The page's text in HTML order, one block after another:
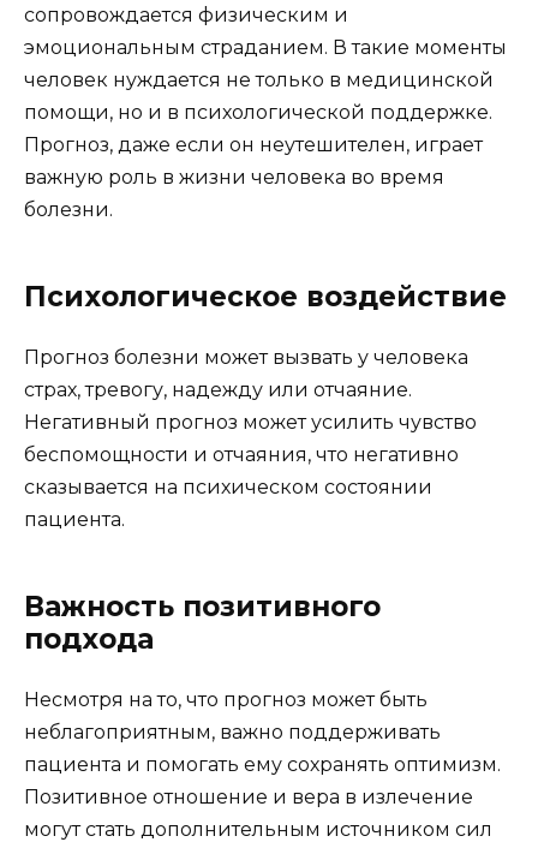
сопровождается физическим и
эмоциональным страданием. В такие моменты
человек нуждается не только в медицинской
помощи, но и в психологической поддержке.
Прогноз, даже если он неутешителен, играет
важную роль в жизни человека во время
болезни.
Психологическое воздействие
Прогноз болезни может вызвать у человека
страх, тревогу, надежду или отчаяние.
Негативный прогноз может усилить чувство
беспомощности и отчаяния, что негативно
сказывается на психическом состоянии
пациента.
Важность позитивного
подхода
Несмотря на то, что прогноз может быть
неблагоприятным, важно поддерживать
пациента и помогать ему сохранять оптимизм.
Позитивное отношение и вера в излечение
могут стать дополнительным источником сил